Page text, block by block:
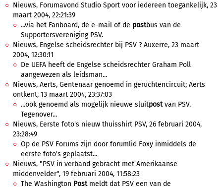
Nieuws, Forumavond Studio Sport voor iedereen toegankelijk, 23
maart 2004, 22:21:39
...via het Fanboard, de e-mail of de postbus van de
Supportersvereniging PSV.
Nieuws, Engelse scheidsrechter bij PSV ? Auxerre, 23 maart
2004, 12:30:11
De UEFA heeft de Engelse scheidsrechter Graham Poll
aangewezen als leidsman...
Nieuws, Aerts, Gentenaar genoemd in geruchtencircuit; Aerts
ontkent, 13 maart 2004, 23:37:03
...ook genoemd als mogelijk nieuwe sluitpostvan PSV.
Tegenover...
Nieuws, Eerste foto's nieuw thuisshirt PSV, 26 februari 2004,
23:28:49
Op de PSV Forums zijn door forumlid Foxy inmiddels de
eerste foto's geplaatst...
Nieuws, "PSV in verband gebracht met Amerikaanse
middenvelder", 19 februari 2004, 11:58:23
The Washington Postmeldt dat PSV een van de